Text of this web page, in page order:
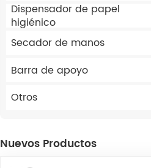
Dispensador de papel
higiénico
Secador de manos
Barra de apoyo
Otros
Nuevos Productos